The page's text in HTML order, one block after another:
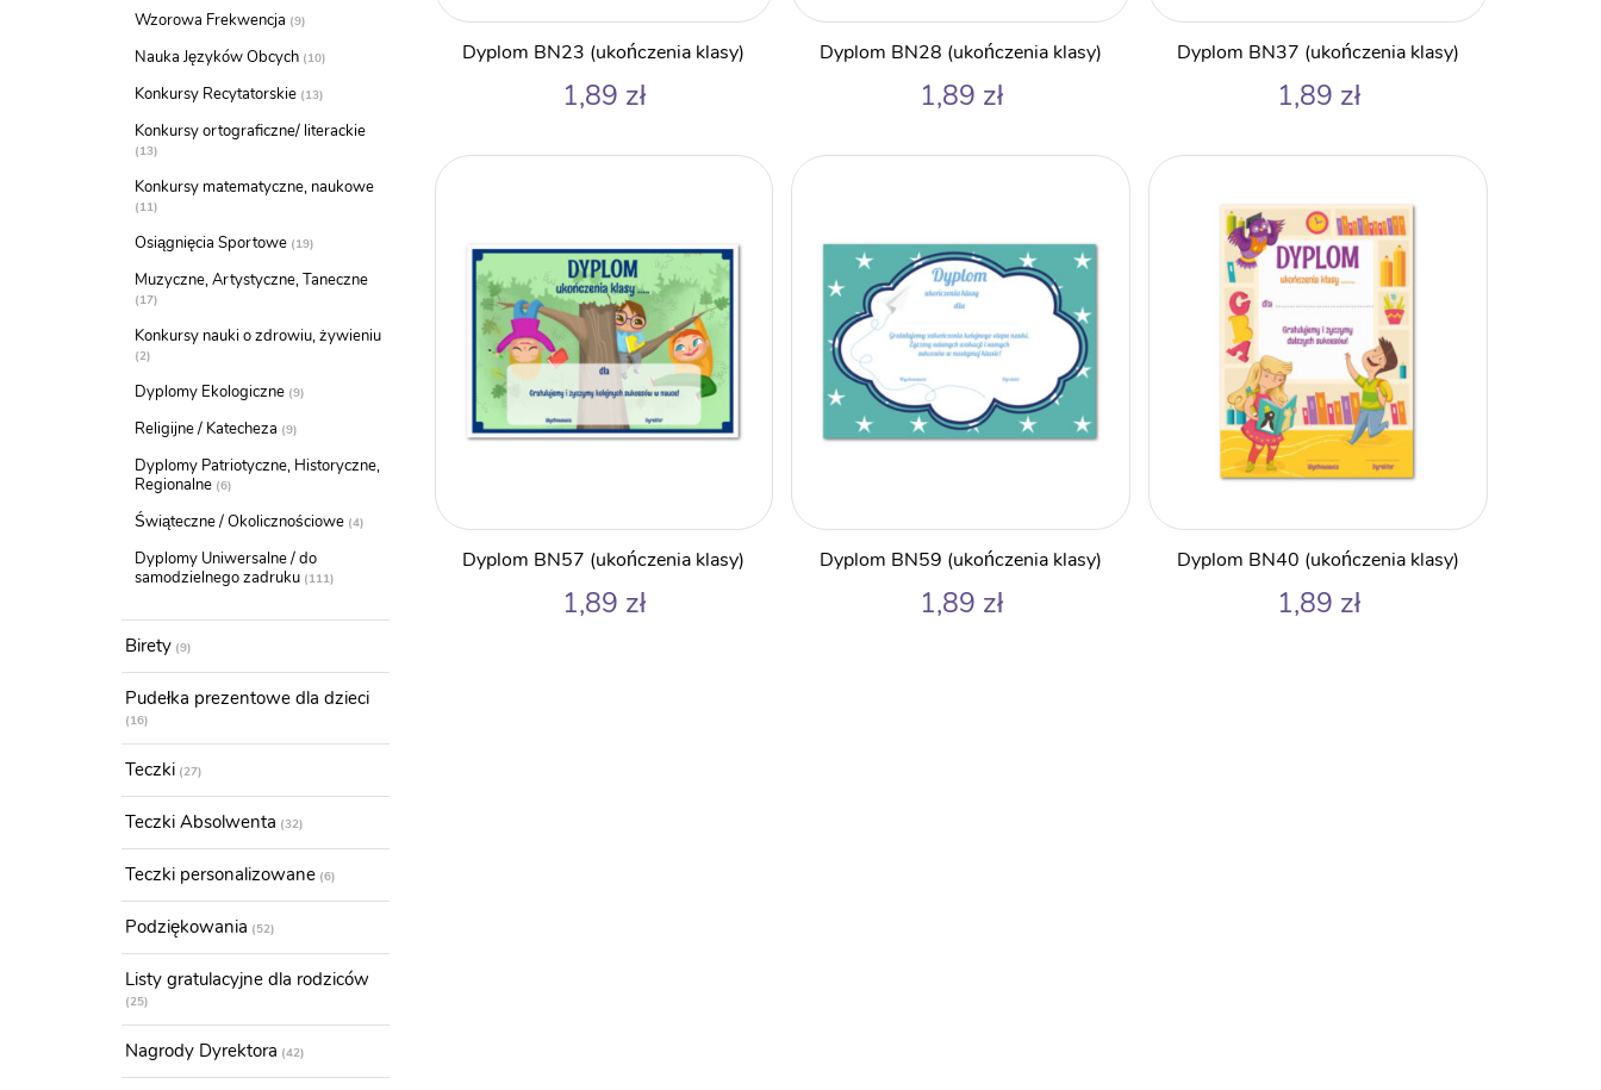
Dyplom BN23 (ukończenia klasy)
1,89 zł
Dyplom BN28 (ukończenia klasy)
1,89 zł
Dyplom BN37 (ukończenia klasy)
1,89 zł
Dyplom BN57 (ukończenia klasy)
1,89 zł
Dyplom BN59 (ukończenia klasy)
1,89 zł
Dyplom BN40 (ukończenia klasy)
1,89 zł
Wzorowa Frekwencja 9
Nauka Języków Obcych 10
Konkursy Recytatorskie 13
Konkursy ortograficzne/ literackie
13
Konkursy matematyczne, naukowe
11
Osiągnięcia Sportowe 19
Muzyczne, Artystyczne, Taneczne
17
Konkursy nauki o zdrowiu, żywieniu
2
Dyplomy Ekologiczne 9
Religijne / Katecheza 9
Dyplomy Patriotyczne, Historyczne,
Regionalne 6
Świąteczne / Okolicznościowe 4
Dyplomy Uniwersalne / do
samodzielnego zadruku
111
Birety 9
Pudełka prezentowe dla dzieci
16
Teczki 27
Teczki Absolwenta 32
Teczki personalizowane 6
Podziękowania 52
Listy gratulacyjne dla rodziców
25
Nagrody Dyrektora 42